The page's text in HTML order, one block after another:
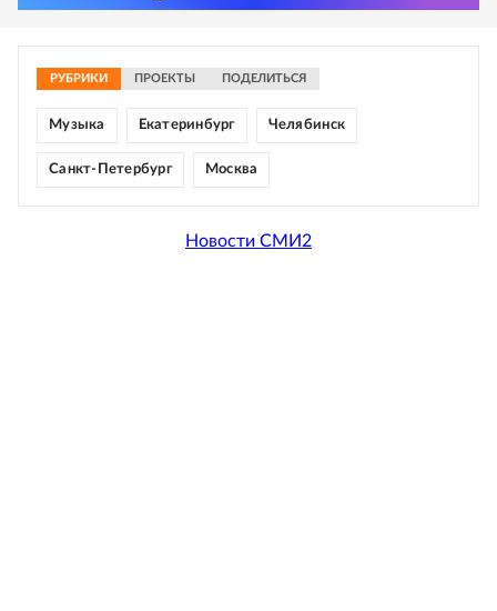
РУБРИКИ ПРОЕКТЫ ПОДЕЛИТЬСЯ
Музыка Екатеринбург Челябинск
Санкт-Петербург Москва
Новости СМИ2